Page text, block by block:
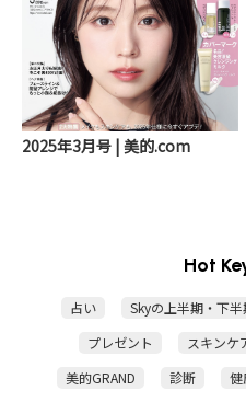
2025年3月号 | 美的.com
Hot
占い Skyの上半期・下
プレゼント
スキンケ
美的GRAND
診断
健